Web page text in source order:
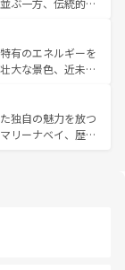
ーヒーなどは、ぜ
もあたたかい人々
れられない旅にな
ぶ一方、伝統的な
マイなどの山岳地
トやクラビの美し
できる。タイ料理
にも異なる楽しみ
、仏教を中心とし
る旅人を魅了し続
有のエネルギーを
大な景色、近未来
スポットが密集し
魅力。息をのむよ
存分に楽しみ尽く
独自の魅力を放つ
リーナベイ、歴史
外せないスポット